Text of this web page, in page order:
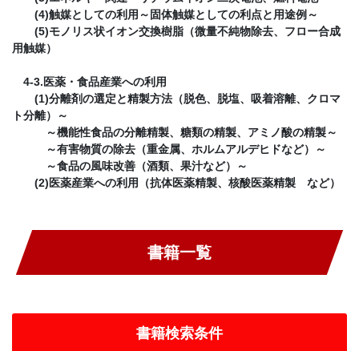
(4)触媒としての利用～固体触媒としての利点と用途例～
(5)モノリス状イオン交換樹脂（微量不純物除去、フロー合成
用触媒）
4-3.医薬・食品産業への利用
(1)分離剤の選定と精製方法（脱色、脱塩、吸着溶離、クロマ
ト分離）～
～機能性食品の分離精製、糖類の精製、アミノ酸の精製～
～有害物質の除去（重金属、ホルムアルデヒドなど）～
～食品の風味改善（酒類、果汁など）～
(2)医薬産業への利用（抗体医薬精製、核酸医薬精製 など）
書籍一覧
書籍検索条件